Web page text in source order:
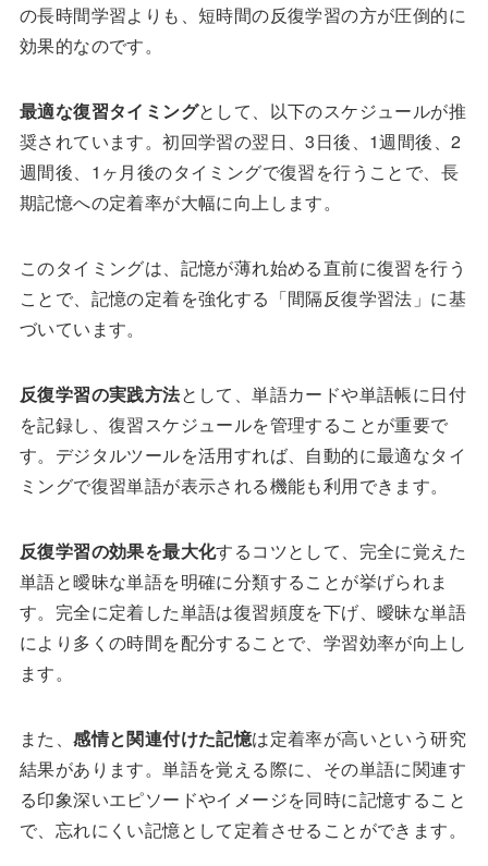
の長時間学習よりも、短時間の反復学習の方が圧倒的に
効果的なのです。
最適な復習タイミングとして、以下のスケジュールが推
奨されています。初回学習の翌日、3日後、1週間後、2
週間後、1ヶ月後のタイミングで復習を行うことで、長
期記憶への定着率が大幅に向上します。
このタイミングは、記憶が薄れ始める直前に復習を行う
ことで、記憶の定着を強化する「間隔反復学習法」に基
づいています。
反復学習の実践方法として、単語カードや単語帳に日付
を記録し、復習スケジュールを管理することが重要で
す。デジタルツールを活用すれば、自動的に最適なタイ
ミングで復習単語が表示される機能も利用できます。
反復学習の効果を最大化するコツとして、完全に覚えた
単語と曖昧な単語を明確に分類することが挙げられま
す。完全に定着した単語は復習頻度を下げ、曖昧な単語
により多くの時間を配分することで、学習効率が向上し
ます。
また、感情と関連付けた記憶は定着率が高いという研究
結果があります。単語を覚える際に、その単語に関連す
る印象深いエピソードやイメージを同時に記憶すること
で、忘れにくい記憶として定着させることができます。